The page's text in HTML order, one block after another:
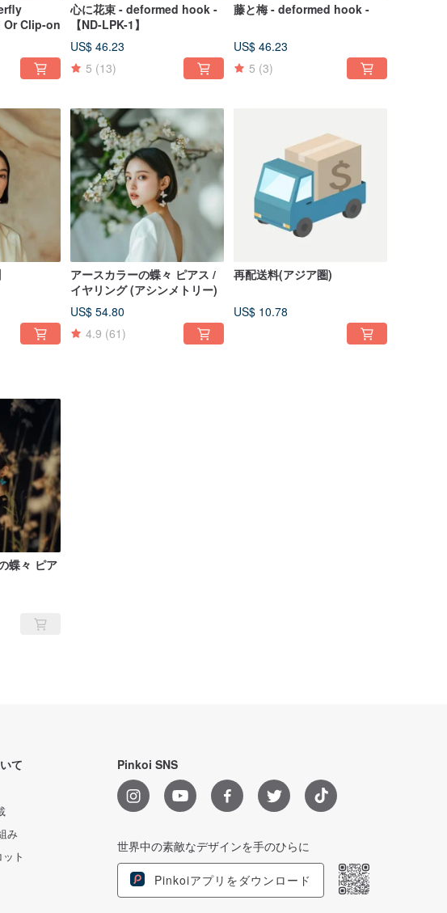
Or Clip-on
心に花束 - deformed hook -
【ND-LPK-1】
US$ 46.23
5 (13)
藤と梅 - deformed hook -
US$ 46.23
5 (3)
アースカラーの蝶々 ピアス /
イヤリング (アシンメトリー)
US$ 54.80
4.9 (61)
再配送料(アジア圏)
US$ 10.78
蝶々 ピア
て
み
ト
Pinkoi SNS
世界中の素敵なデザインを手のひらに
Pinkoiアプリをダウンロード